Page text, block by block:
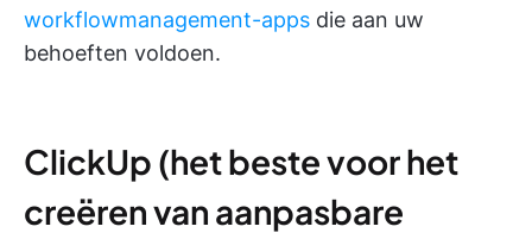
workflowmanagement-apps die aan uw
behoeften voldoen.
ClickUp (het beste voor het
creëren van aanpasbare